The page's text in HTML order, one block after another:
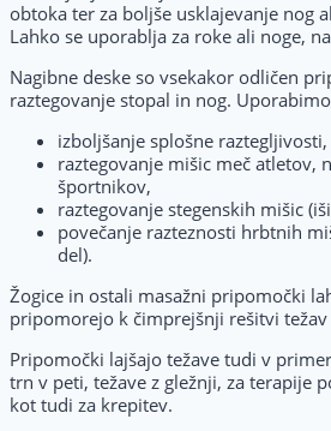
obtoka ter za boljše usklajevanje nog
Lahko se uporablja za roke ali noge,
Nagibne deske so vsekakor odličen
raztegovanje stopal in nog.
izboljšanje splošne raztegljivosti,
raztegovanje mišic meč atletov,
športnikov,
raztegovanje stegenskih mišic
povečanje razteznosti hrbtnih
del).
Žogice in ostali masažni pripomočki
pripomorejo k čimprejšnji rešitvi
Pripomočki lajšajo težave tudi v
trn v peti, težave z gležnji, za terapije
kot tudi za krepitev.